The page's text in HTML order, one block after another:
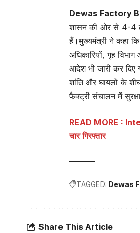
Dewas Factory
शासन की ओर से 4-4
हैं।मुख्यमंत्री ने कहा
अधिकारियों, गृह
आदेश भी जारी कर दिए
शांति और घायलों के
फैक्ट्री संचालन में
READ MORE :
चार गिरफ्तार
TAGGED: Dewas
Share This Article